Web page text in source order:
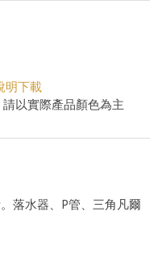
明下載
以實際產品顏色為主
落水器、P管、三角凡爾